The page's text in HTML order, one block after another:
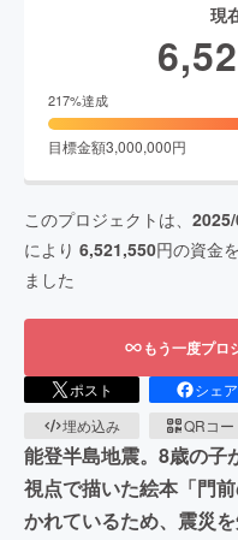
現
217%達成
目標金額3,000,000円
このプロジェクトは、
により 6,521,550円の資金
ました
もう一度プロ
ポスト シェア
埋め込み
QRコー
能登半島地震。8歳の子
視点で描いた絵本「門
かれているため、震災